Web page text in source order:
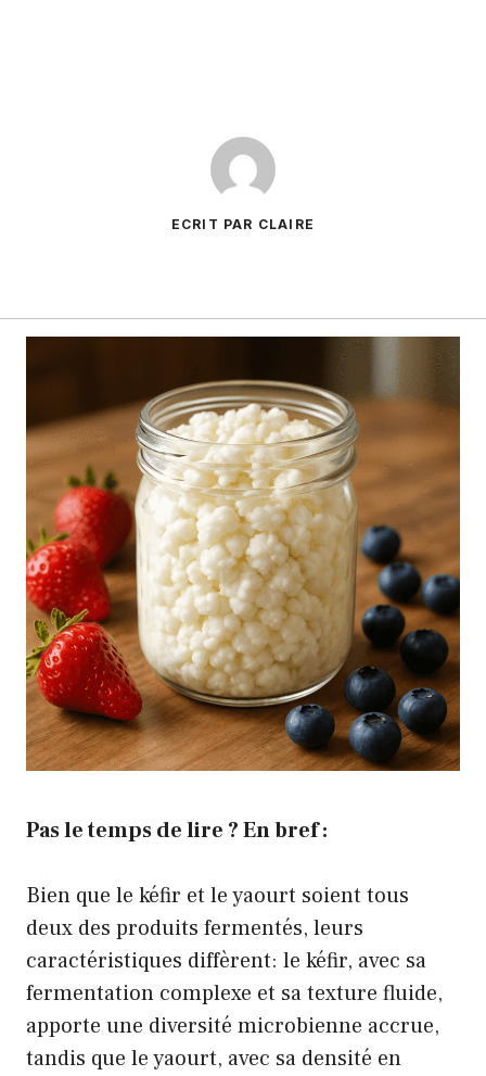
ECRIT PAR CLAIRE
Pas le temps de lire ? En bref :
Bien que le kéfir et le yaourt soient tous
deux des produits fermentés, leurs
caractéristiques diffèrent: le kéfir, avec sa
fermentation complexe et sa texture fluide,
apporte une diversité microbienne accrue,
tandis que le yaourt, avec sa densité en